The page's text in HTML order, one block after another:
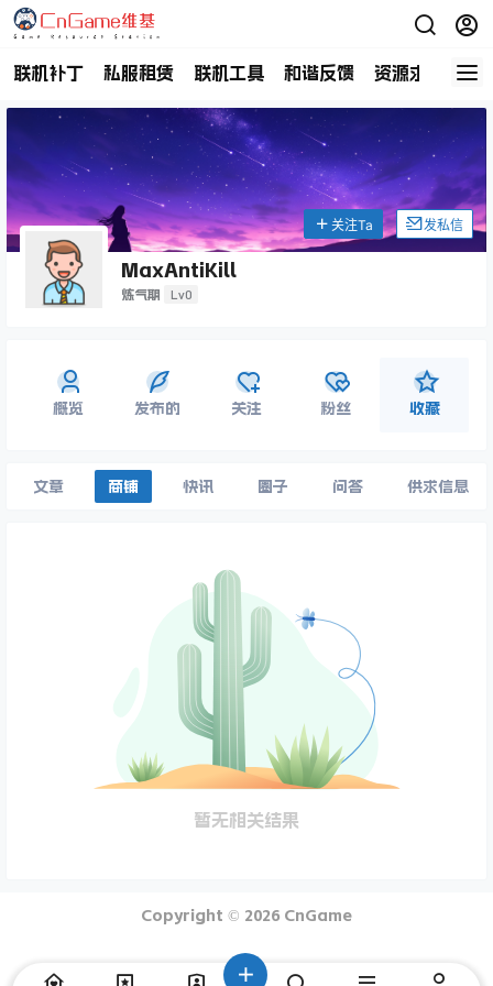
联机补丁 私服租赁 联机工具 和谐反馈 资源求助 商
MaxAntiKill
炼气期 Lv0
关注Ta 发私信
概览 发布的 关注 粉丝 收藏
文章 商铺 快讯 圈子 问答 供求信息
暂无相关结果
Copyright © 2026 CnGame